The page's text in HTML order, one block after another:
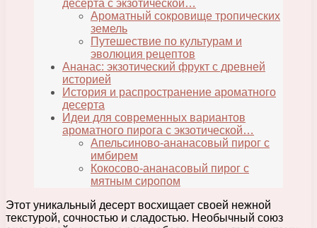
десерта с экзотической…
Ароматный сокровище тропических
земель
Путешествие по культурам и
эволюция рецептов
Ананас: экзотический фрукт с древней
историей
История и распространение ароматного
десерта
Идеи для современных вариантов
ароматного пирога с экзотической…
Апельсиново-ананасовый пирог с
имбирем
Кокосово-ананасовый пирог с
мятным сиропом
Этот уникальный десерт восхищает своей нежной
текстурой, сочностью и сладостью. Необычный союз